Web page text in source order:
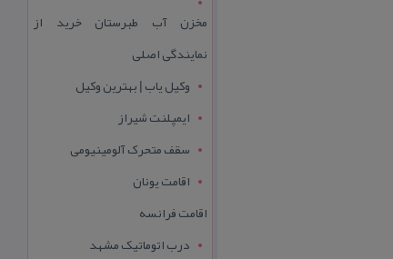
مخزن آب طبرستان خرید از
نمایندگی اصلی
وکیل یاب | بهترین وکیل
ایمپلنت شیراز
سقف متحرک آلومینیومی
اقامت یونان
اقامت فرانسه
درب اتوماتیک مشهد